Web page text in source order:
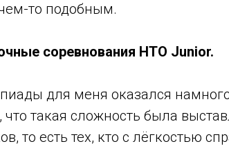
то подобным.
соревнования НТО Junior.
для меня оказался
такая сложность была
то есть тех, кто с лёгкостью